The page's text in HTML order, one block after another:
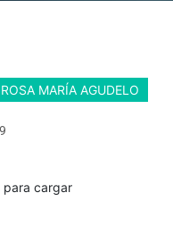
ROSA MARÍA AGUDELO
para cargar